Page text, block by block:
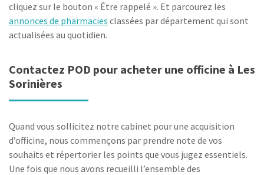
cliquez sur le bouton « Être rappelé ». Et parcourez les
annonces de pharmacies classées par département qui sont
actualisées au quotidien.
Contactez POD pour acheter une officine à Les
Sorinières
Quand vous sollicitez notre cabinet pour une acquisition
d’officine, nous commençons par prendre note de vos
souhaits et répertorier les points que vous jugez essentiels.
Une fois que nous avons recueilli l’ensemble des